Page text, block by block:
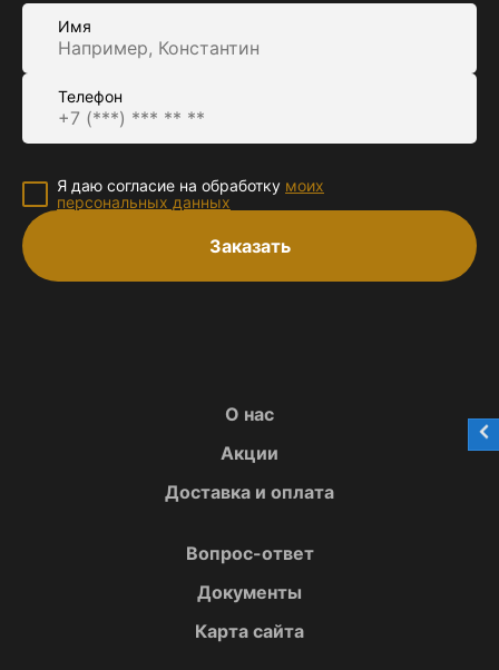
Имя
Телефон
Я даю согласие на обработку моих
персональных данных
Заказать
О нас
Акции
Доставка и оплата
Вопрос-ответ
Документы
Карта сайта